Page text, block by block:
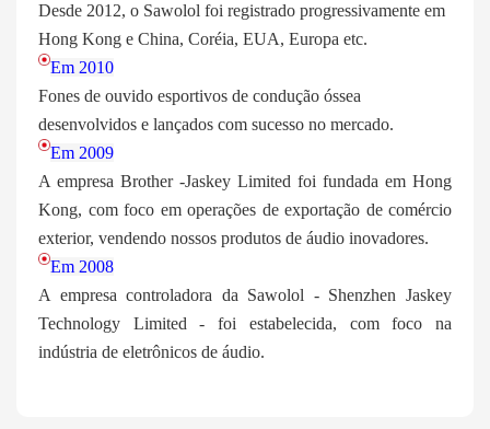
Desde 2012, o Sawolol foi registrado progressivamente em
Hong Kong e China, Coréia, EUA, Europa etc.
Em 2010
Fones de ouvido esportivos de condução óssea
desenvolvidos e lançados com sucesso no mercado.
Em 2009
A empresa Brother -Jaskey Limited foi fundada em Hong
Kong, com foco em operações de exportação de comércio
exterior, vendendo nossos produtos de áudio inovadores.
Em 2008
A empresa controladora da Sawolol - Shenzhen Jaskey
Technology Limited - foi estabelecida, com foco na
indústria de eletrônicos de áudio.